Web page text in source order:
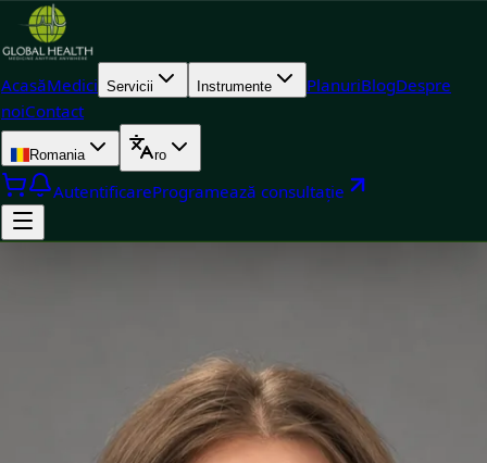
AcasăMedici Servicii Instrumente PlanuriBlogDespre
noiContact
Romania ro
AutentificareProgramează consultație
Doctor
Dr Alexandra Palaga — Pediatru, Global Health Romania Dr
Alexandra Palaga is a Pediatru registered in Romania. Book an
online consultation with Global Health.